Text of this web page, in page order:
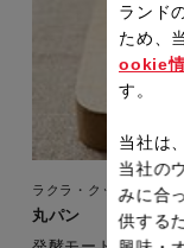
ラクラ・クッカー プラ
丸パン
ランド
ため、
ookie
す。
当社は
当社の
みに合
供する